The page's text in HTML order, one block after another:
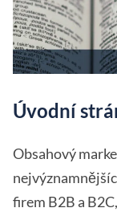
Úvodní
Obsahový
firem B2B a